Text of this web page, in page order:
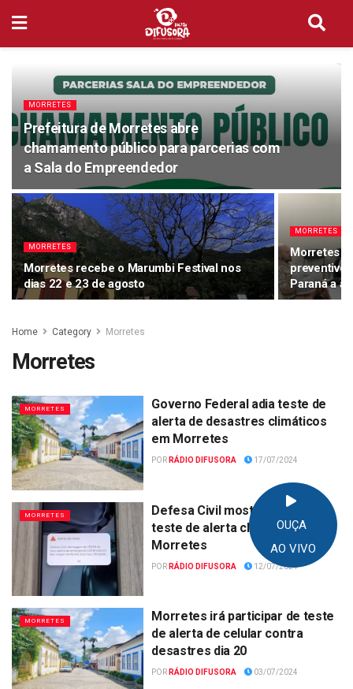
OUÇA
AO VIVO
MORRETES
Prefeitura de Morretes abre
chamamento público para parcerias com
a Sala do Empreendedor
MORRETES
Morretes recebe o Marumbi Festival nos
dias 22 e 23 de agosto
MORRETES
Morretes
preventivo
Paraná a
Home Category Morretes
Morretes
MORRETES
Governo Federal adia teste de
alerta de desastres climáticos
em Morretes
POR RÁDIO DIFUSORA 17/07/2024
MORRETES
Defesa Civil mostra como será
teste de alerta climático em
Morretes
POR RÁDIO DIFUSORA 12/07/2024
MORRETES
Morretes irá participar de teste
de alerta de celular contra
desastres dia 20
POR RÁDIO DIFUSORA 03/07/2024